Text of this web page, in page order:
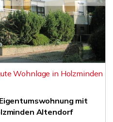
Wohnlage in Holzminden
mit
Altendorf